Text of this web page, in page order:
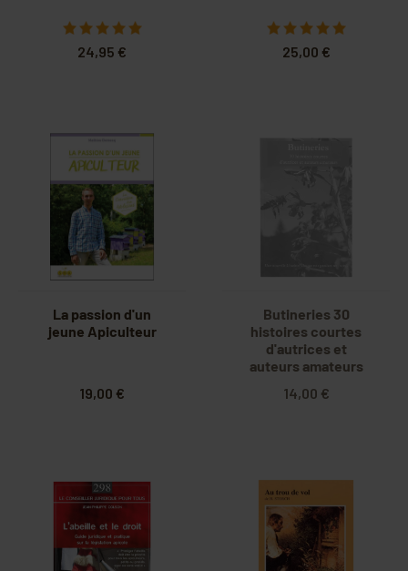
24,95 € 25,00 €
La passion d'un
jeune Apiculteur
19,00 €
Butineries 30
histoires courtes
d'autrices et
auteurs amateurs
14,00 €